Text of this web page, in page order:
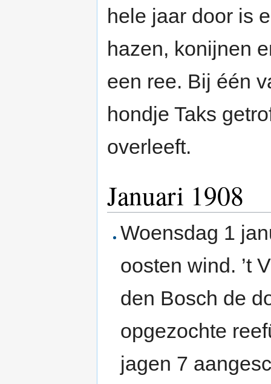
hele jaar door is
hazen, konijnen
een ree. Bij één
hondje Taks
overleeft.
Januari 1908
Woensdag 1
oosten wind. ’t
den Bosch de
opgezochte
jagen 7